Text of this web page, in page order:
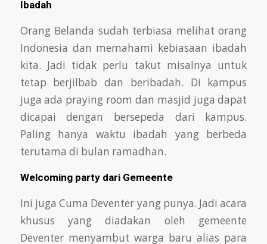
Ibadah
Orang Belanda sudah terbiasa melihat orang
Indonesia dan memahami kebiasaan ibadah
kita. Jadi tidak perlu takut misalnya untuk
tetap berjilbab dan beribadah. Di kampus
juga ada praying room dan masjid juga dapat
dicapai dengan bersepeda dari kampus.
Paling hanya waktu ibadah yang berbeda
terutama di bulan ramadhan.
Welcoming party dari Gemeente
Ini juga Cuma Deventer yang punya. Jadi acara
khusus yang diadakan oleh gemeente
Deventer menyambut warga baru alias para